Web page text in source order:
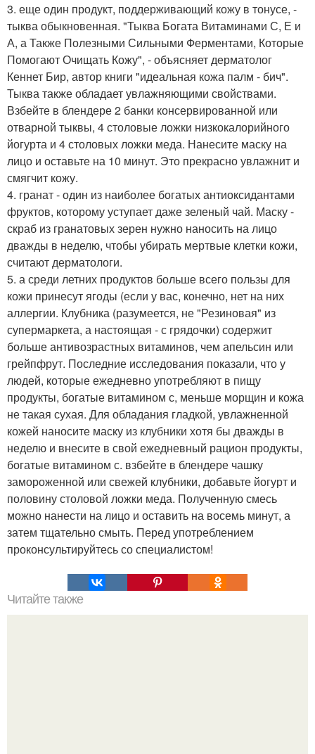
3. еще один продукт, поддерживающий кожу в тонусе, -
тыква обыкновенная. "Тыква Богата Витаминами С, Е и
А, а Также Полезными Сильными Ферментами, Которые
Помогают Очищать Кожу", - объясняет дерматолог
Кеннет Бир, автор книги "идеальная кожа палм - бич".
Тыква также обладает увлажняющими свойствами.
Взбейте в блендере 2 банки консервированной или
отварной тыквы, 4 столовые ложки низкокалорийного
йогурта и 4 столовых ложки меда. Нанесите маску на
лицо и оставьте на 10 минут. Это прекрасно увлажнит и
смягчит кожу.
4. гранат - один из наиболее богатых антиоксидантами
фруктов, которому уступает даже зеленый чай. Маску -
скраб из гранатовых зерен нужно наносить на лицо
дважды в неделю, чтобы убирать мертвые клетки кожи,
считают дерматологи.
5. а среди летних продуктов больше всего пользы для
кожи принесут ягоды (если у вас, конечно, нет на них
аллергии. Клубника (разумеется, не "Резиновая" из
супермаркета, а настоящая - с грядочки) содержит
больше антивозрастных витаминов, чем апельсин или
грейпфрут. Последние исследования показали, что у
людей, которые ежедневно употребляют в пищу
продукты, богатые витамином с, меньше морщин и кожа
не такая сухая. Для обладания гладкой, увлажненной
кожей наносите маску из клубники хотя бы дважды в
неделю и внесите в свой ежедневный рацион продукты,
богатые витамином с. взбейте в блендере чашку
замороженной или свежей клубники, добавьте йогурт и
половину столовой ложки меда. Полученную смесь
можно нанести на лицо и оставить на восемь минут, а
затем тщательно смыть. Перед употреблением
проконсультируйтесь со специалистом!
Читайте также